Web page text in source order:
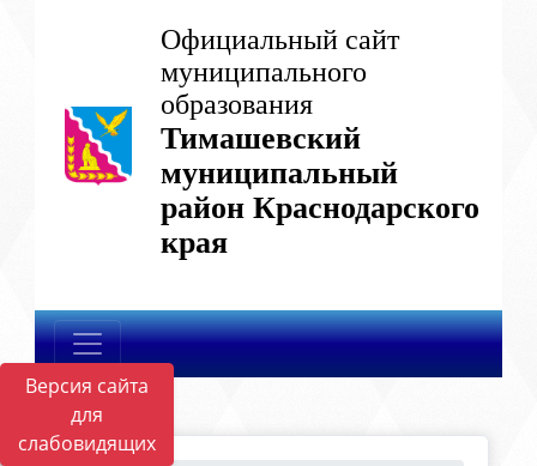
Версия сайта
для
слабовидящих
Официальный сайт
муниципального
образования
Тимашевский
муниципальный
район Краснодарского
края